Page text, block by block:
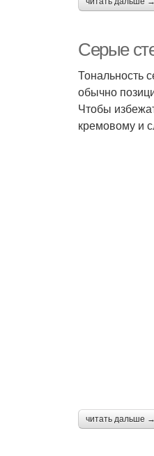
Серые
Тональность
обычно
Чтобы
кремовому и
читать дальше →